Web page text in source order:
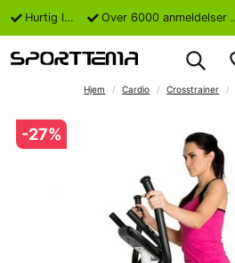
Hurtig levering Over 6000 anmeldelser på Trustpilot
Hjem Cardio Crosstrainer
-27%